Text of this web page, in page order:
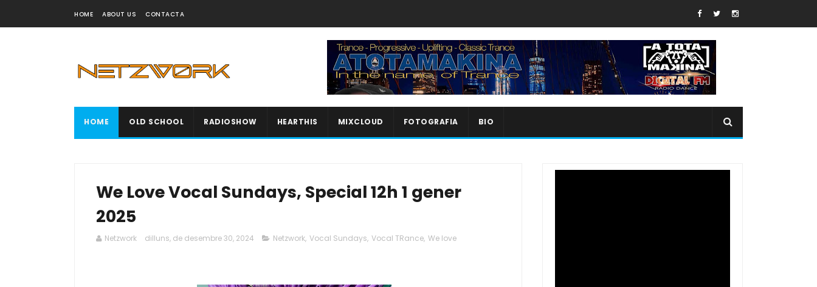
HOME ABOUT US CONTACTA
HOME OLD SCHOOL RADIOSHOW HEARTHIS MIXCLOUD FOTOGRAFIA BIO
We Love Vocal Sundays, Special 12h 1 gener
2025
Netzwork dilluns, de desembre 30, 2024 Netzwork, Vocal Sundays, Vocal TRance, We love